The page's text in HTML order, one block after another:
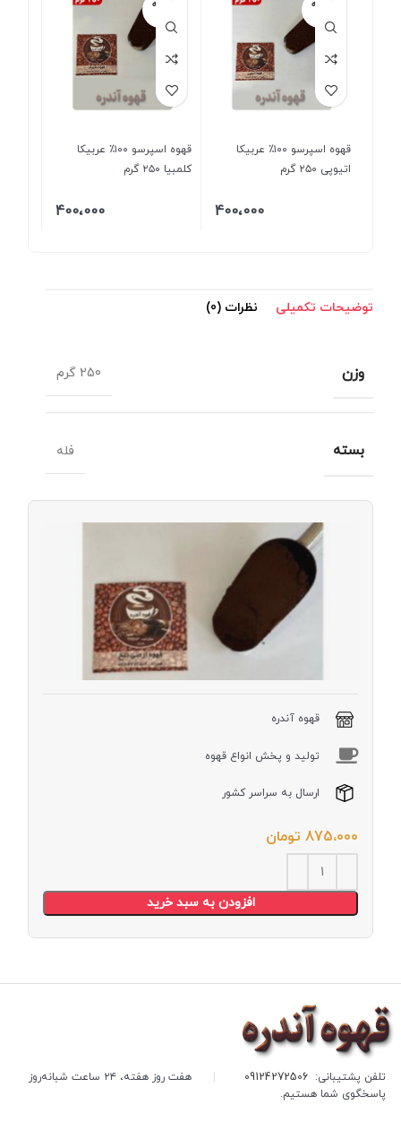
فروخته
قهوه اسپرسو ۱۰۰٪ عربیکا
اتیوپی ۲۵۰ گرم
400،000
فروخته
قهوه اسپرسو ۱۰۰٪ عربیکا
کلمبیا ۲۵۰ گرم
400،000
توضیحات تکمیلی نظرات (0)
وزن 250 گرم
بسته فله
قهوه آندره
توليد و پخش انواع قهوه
ارسال به سراسر کشور
875،000 تومان
افزودن به سبد خرید
تلفن پشتیبانی: 09124272506
هفت روز هفته، ۲۴ ساعت شبانه‌روز
پاسخگوی شما هستیم.